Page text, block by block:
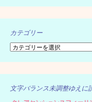
カテゴリー
カ
ゴ
リ
文字バランス未調整ゆえに